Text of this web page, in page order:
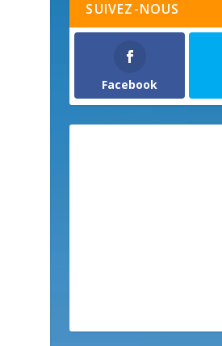
SUIVEZ-NOUS
Facebook